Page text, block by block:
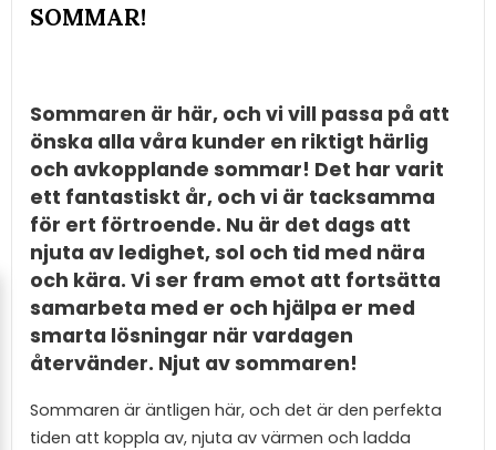
SOMMAR!
Sommaren är här, och vi vill passa på att
önska alla våra kunder en riktigt härlig
och avkopplande sommar! Det har varit
ett fantastiskt år, och vi är tacksamma
för ert förtroende. Nu är det dags att
njuta av ledighet, sol och tid med nära
och kära. Vi ser fram emot att fortsätta
samarbeta med er och hjälpa er med
smarta lösningar när vardagen
återvänder. Njut av sommaren!
Sommaren är äntligen här, och det är den perfekta
tiden att koppla av, njuta av värmen och ladda